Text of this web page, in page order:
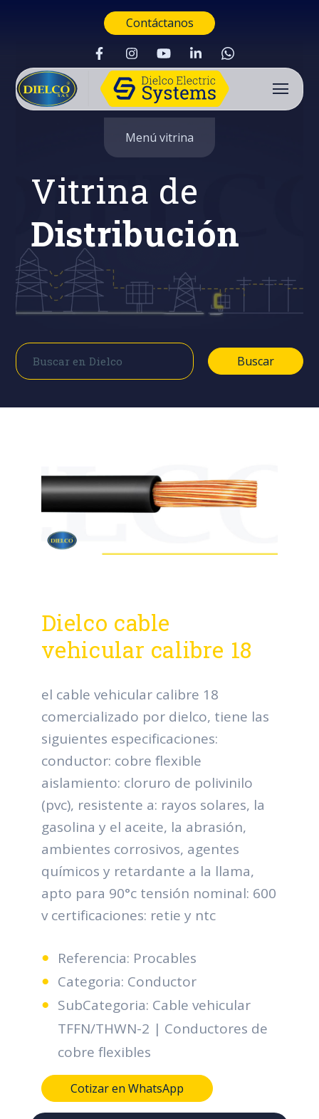
Contáctanos
Buscar
Menú vitrina
Vitrina de
Distribución
Buscar
Buscar
Dielco cable
vehicular calibre 18
el cable vehicular calibre 18
comercializado por dielco, tiene las
siguientes especificaciones:
conductor: cobre flexible
aislamiento: cloruro de polivinilo
(pvc), resistente a: rayos solares, la
gasolina y el aceite, la abrasión,
ambientes corrosivos, agentes
químicos y retardante a la llama,
apto para 90°c tensión nominal: 600
v certificaciones: retie y ntc
Referencia: Procables
Categoria: Conductor
SubCategoria: Cable vehicular
TFFN/THWN-2 | Conductores de
cobre flexibles
Cotizar en WhatsApp